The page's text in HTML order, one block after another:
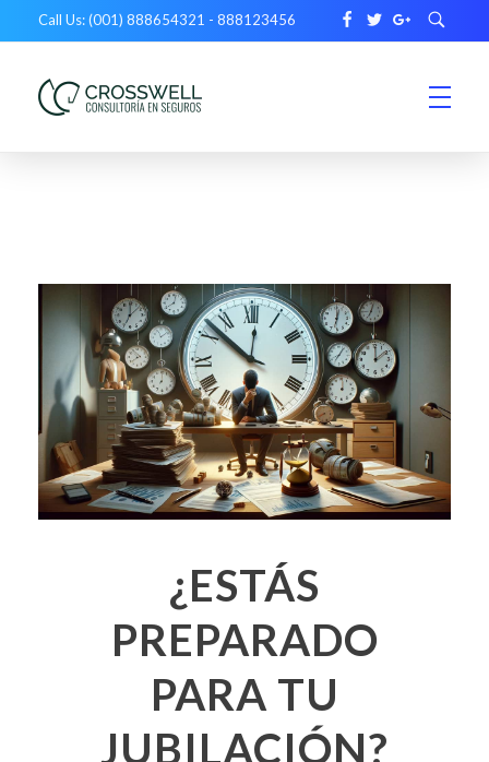
Call Us: (001) 888654321 - 888123456
¿ESTÁS
PREPARADO
PARA TU
JUBILACIÓN?